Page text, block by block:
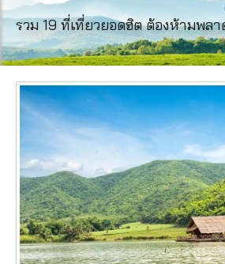
รวม 19 ที่เที่ยวยอดฮิต ต้องห้ามพล